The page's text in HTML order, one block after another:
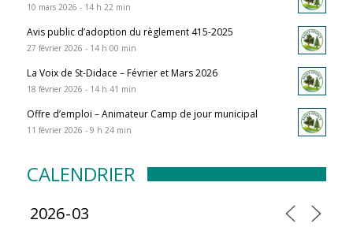
10 mars 2026 - 14 h 22 min
Avis public d’adoption du règlement 415-2025
27 février 2026 - 14 h 00 min
La Voix de St-Didace – Février et Mars 2026
18 février 2026 - 14 h 41 min
Offre d’emploi – Animateur Camp de jour municipal
11 février 2026 - 9 h 24 min
CALENDRIER